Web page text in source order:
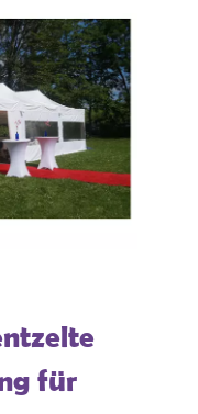
für